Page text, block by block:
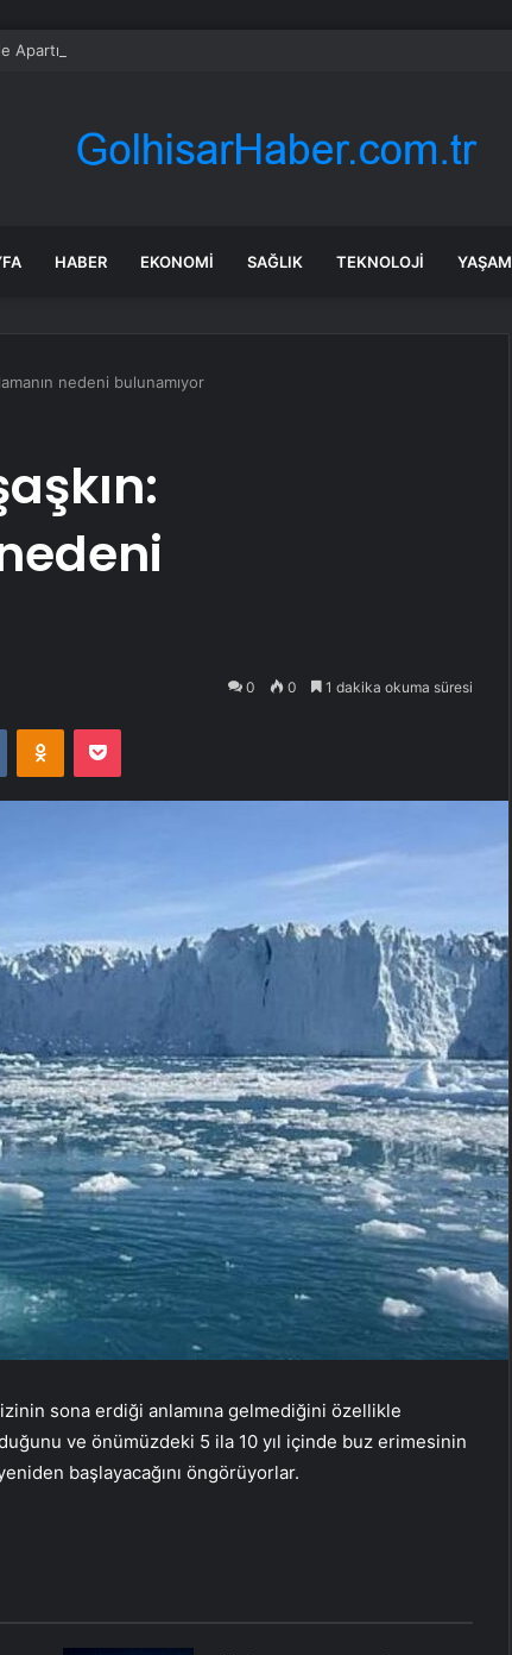
Apartman Yangını
HABER EKONOMI SAĞLIK TEKNOLOJI YAŞAM
nedeni bulunamıyor
0 0 1 dakika okuma süresi
VKontakteOdnoklassniki
Pocket
sona erdiği anlamına gelmediğini özellikle
ve önümüzdeki 5 ila 10 yıl içinde buz erimesinin
başlayacağını öngörüyorlar.